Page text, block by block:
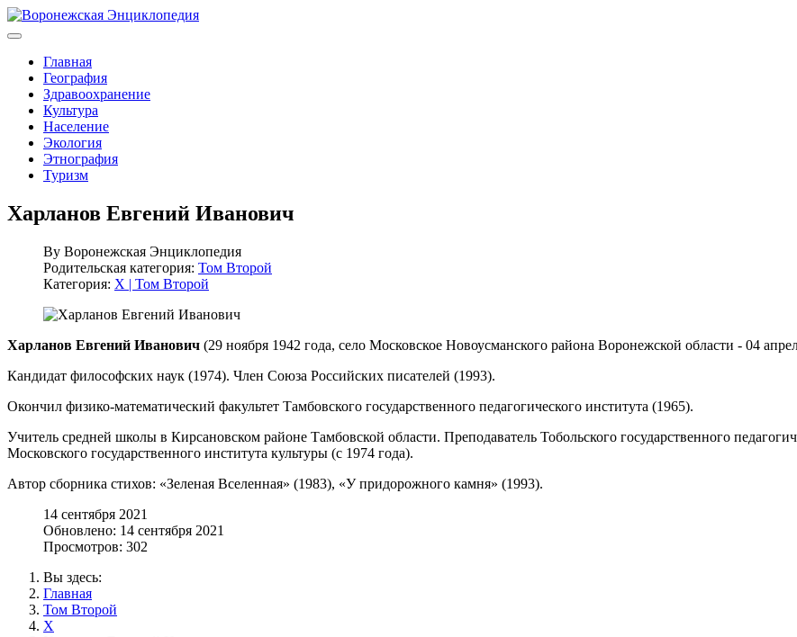
Главная
География
Здравоохранение
Культура
Население
Экология
Этнография
Туризм
Харланов Евгений Иванович
By Воронежская Энциклопедия
Родительская категория: Том Второй
Категория: Х | Том Второй
Харланов Евгений Иванович (29 ноября 1942 года, село Московское Новоусманского района Воронежской области - 04
Кандидат философских наук (1974). Член Союза Российских писателей (1993).
Окончил физико-математический факультет Тамбовского государственного педагогического института (1965).
Учитель средней школы в Кирсановском районе Тамбовской области. Преподаватель Тобольского государственного
Московского государственного института культуры (с 1974 года).
Автор сборника стихов: «Зеленая Вселенная» (1983), «У придорожного камня» (1993).
14 сентября 2021
Обновлено: 14 сентября 2021
Просмотров: 302
Вы здесь:
Главная
Том Второй
Х